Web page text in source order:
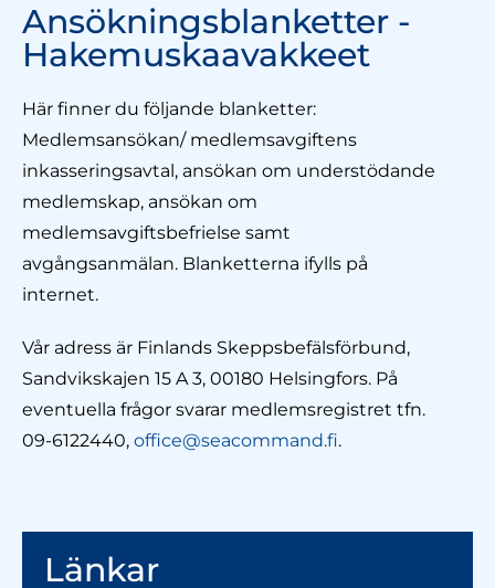
Ansökningsblanketter -
Hakemuskaavakkeet
Här finner du följande blanketter:
Medlemsansökan/ medlemsavgiftens
inkasseringsavtal, ansökan om understödande
medlemskap, ansökan om
medlemsavgiftsbefrielse samt
avgångsanmälan. Blanketterna ifylls på
internet.
Vår adress är Finlands Skeppsbefälsförbund,
Sandvikskajen 15 A 3, 00180 Helsingfors. På
eventuella frågor svarar medlemsregistret tfn.
09-6122440, office@seacommand.fi.
Länkar